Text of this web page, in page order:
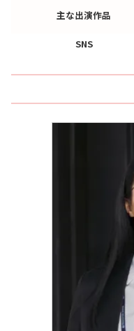
主な出演作品
SNS